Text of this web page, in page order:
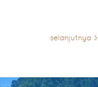
selanjutnya >